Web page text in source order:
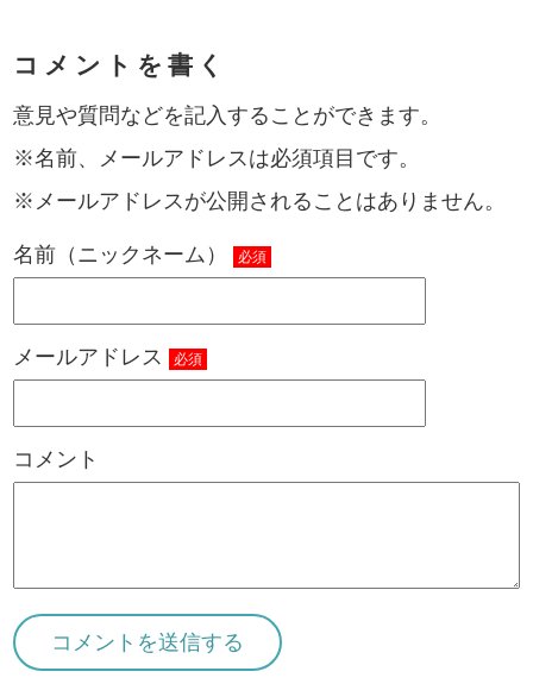
コメントを書く
意見や質問などを記入することができます。
※名前、メールアドレスは必須項目です。
※メールアドレスが公開されることはありません。
名前（ニックネーム） 必須
メールアドレス 必須
コメント